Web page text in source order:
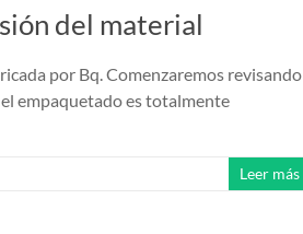
del material
por Bq. Comenzaremos revisando
empaquetado es totalmente
Leer más